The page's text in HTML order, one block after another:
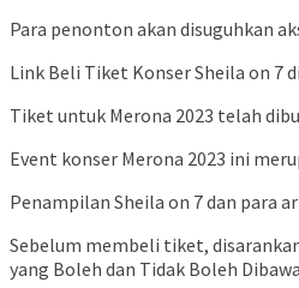
Para penonton akan disuguhkan
Link Beli Tiket Konser Sheila on 7
Tiket untuk Merona 2023 telah
Event konser Merona 2023 ini
Penampilan Sheila on 7 dan para
Sebelum membeli tiket,
yang Boleh dan Tidak Boleh